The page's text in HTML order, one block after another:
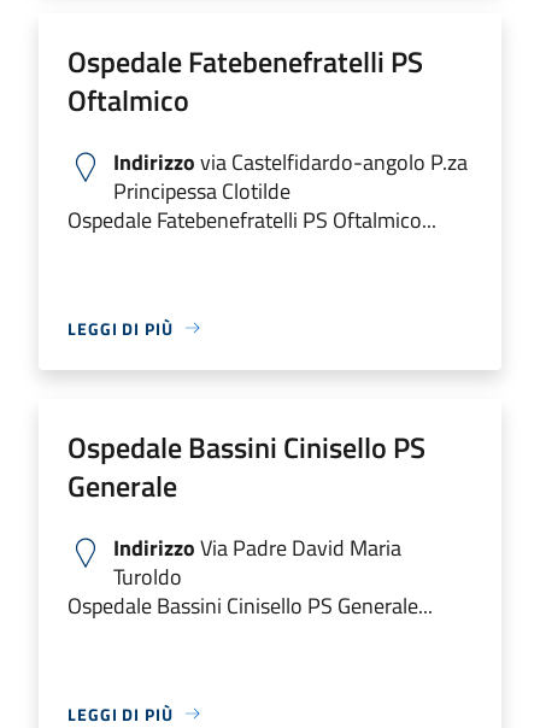
Ospedale Fatebenefratelli PS
Oftalmico
Indirizzovia Castelfidardo-angolo P.za
Principessa Clotilde
Ospedale Fatebenefratelli PS Oftalmico...
LEGGI DI PIÙ
Ospedale Bassini Cinisello PS
Generale
IndirizzoVia Padre David Maria
Turoldo
Ospedale Bassini Cinisello PS Generale...
LEGGI DI PIÙ